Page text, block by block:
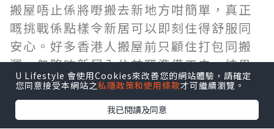
搬屋唔止係將嘢搬去新地方咁簡單，真正
嘅挑戰係點樣令新居可以即刻住得舒服同
安心。好多香港人搬屋前只顧住打包同搬
運，忽略咗新居入住前嘅準備工夫，結果
搬完之後仲要執手尾。今次同大家分享6個
入住前必做嘅細節，幫你搬得順、住得
穩。
U Lifestyle 會使用Cookies來改善您的網站體驗，請確定
您同意接受本網站之私隱政策和使用條款才可繼續瀏覽。
我已閱讀及同意